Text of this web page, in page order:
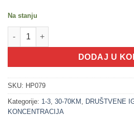
Na stanju
500079 Jednorog balans slagalica
DODAJ U
SKU: HP079
Kategorije: 1-3 30-70KM DRUŠTVENE
KONCENTRACIJA